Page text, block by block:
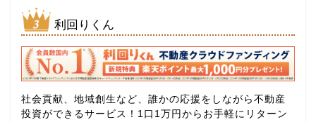
利回りくん
社会貢献、地域創生など、誰かの応援をしながら不動産
投資ができるサービス！1口1万円からお手軽にリターン